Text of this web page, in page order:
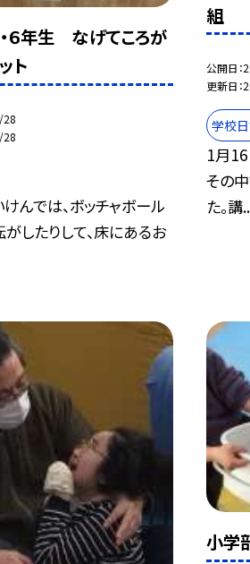
６年生 なげてころが
ト
28
28
んでは、ボッチャボール
したりして、床にあるお
組
公開日
更新日
学校
1月16
その
た。講
小学